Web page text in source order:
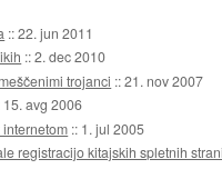
::22. jun 2011
::2. dec 2010
trojanci ::21. nov 2007
15. avg 2006
:: 1. jul 2005
registracijo kitajskih spletnih strani